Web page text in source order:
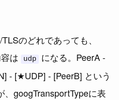
のどれであっても、
は
udp
になる。PeerA -
- [★UDP] - [PeerB] という
googTransportTypeに表